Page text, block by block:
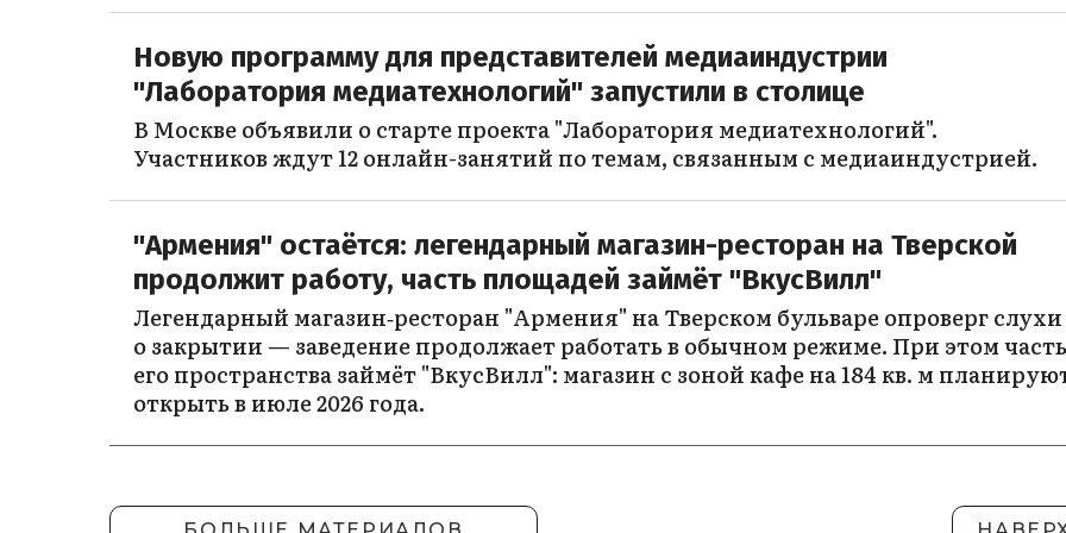
Новую программу для представителей медиаиндустрии
"Лаборатория медиатехнологий" запустили в столице
В Москве объявили о старте проекта "Лаборатория медиатехнологий".
Участников ждут 12 онлайн-занятий по темам, связанным с медиаиндустрией.
"Армения" остаётся: легендарный магазин-ресторан на Тверской
продолжит работу, часть площадей займёт "ВкусВилл"
Легендарный магазин‑ресторан "Армения" на Тверском бульваре опроверг слухи
о закрытии — заведение продолжает работать в обычном режиме. При этом часть
его пространства займёт "ВкусВилл": магазин с зоной кафе на 184 кв. м
открыть в июле 2026 года.